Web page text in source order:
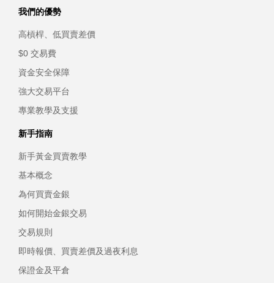
我們的優勢
高槓桿、低買賣差價
$0 交易費
資金安全保障
強大交易平台
專業教學及支援
新手指南
新手黃金買賣教學
基本概念
為何買賣金銀
如何開始金銀交易
交易規則
即時報價、買賣差價及過夜利息
保證金及平倉